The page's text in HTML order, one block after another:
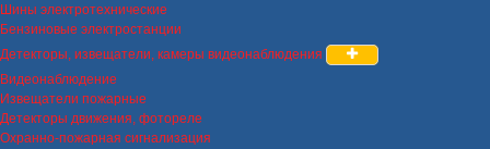
Шины электротехнические
Бензиновые электростанции
Детекторы, извещатели, камеры видеонаблюдения
Видеонаблюдение
Извещатели пожарные
Детекторы движения, фотореле
Охранно-пожарная сигнализация